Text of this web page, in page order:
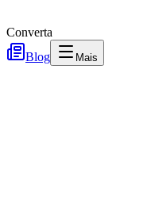
Converta
Blog
Mais